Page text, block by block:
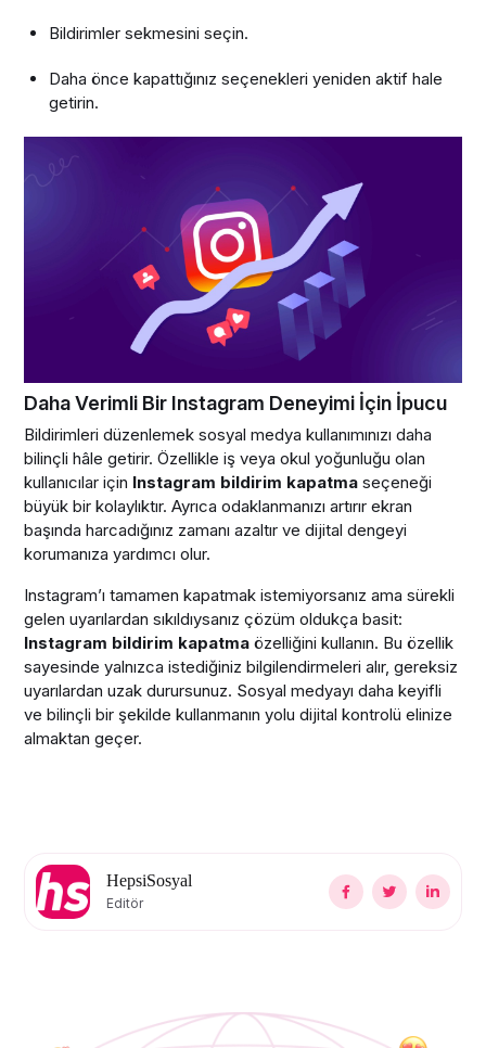
Bildirimler sekmesini seçin.
Daha önce kapattığınız seçenekleri yeniden aktif hale
getirin.
Daha Verimli Bir Instagram Deneyimi İçin İpucu
Bildirimleri düzenlemek sosyal medya kullanımınızı daha
bilinçli hâle getirir. Özellikle iş veya okul yoğunluğu olan
kullanıcılar için Instagram bildirim kapatma seçeneği
büyük bir kolaylıktır. Ayrıca odaklanmanızı artırır ekran
başında harcadığınız zamanı azaltır ve dijital dengeyi
korumanıza yardımcı olur.
Instagram’ı tamamen kapatmak istemiyorsanız ama sürekli
gelen uyarılardan sıkıldıysanız çözüm oldukça basit:
Instagram bildirim kapatma özelliğini kullanın. Bu özellik
sayesinde yalnızca istediğiniz bilgilendirmeleri alır, gereksiz
uyarılardan uzak durursunuz. Sosyal medyayı daha keyifli
ve bilinçli bir şekilde kullanmanın yolu dijital kontrolü elinize
almaktan geçer.
HepsiSosyal
Editör